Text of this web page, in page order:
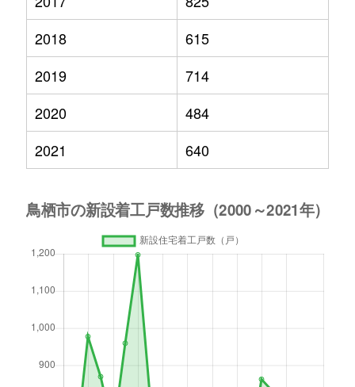
2018
615
2019
714
2020
484
2021
640